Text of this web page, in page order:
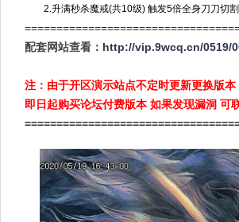
2.升满秒杀魔戒(共10级) 触发5倍全身刀刀切割
配套网站查看： http://vip.9wcq.cn/0519/
注：由于开区演示站点不定时更新更换版
即日起购买论坛付费版本 如果发现漏洞 可